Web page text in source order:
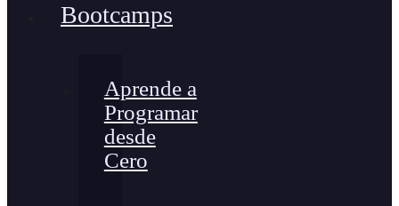
Bootcamps
Aprende a
Programar
desde
Cero